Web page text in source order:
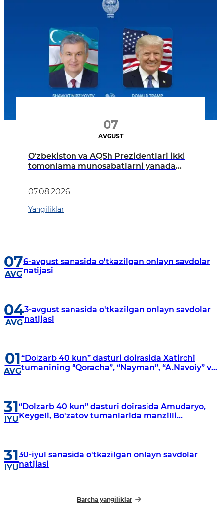
07
AVGUST
O‘zbekiston va AQSh Prezidentlari ikki
tomonlama munosabatlarni yanada
07.08.2026
Yangiliklar
07
AVG
6-avgust sanasida o'tkazilgan onlayn savdolar
natijasi
04
AVG
3-avgust sanasida o'tkazilgan onlayn savdolar
natijasi
01
AVG
“Dolzarb 40 kun” dasturi doirasida Xatirchi
tumanining “Qoracha”, “Nayman”, “A.Navoiy” va
31
IYU
“Dolzarb 40 kun” dasturi doirasida Amudaryo,
Keygeli, Bo'zatov tumanlarida manzilli
31
IYU
30-iyul sanasida o'tkazilgan onlayn savdolar
natijasi
Barcha yangiliklar